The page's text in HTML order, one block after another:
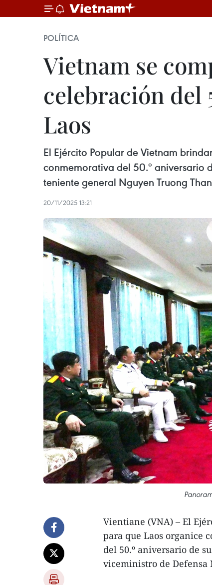
POLÍTICA
Vietnam se
celebración del
Laos
El Ejército Popular de Vietnam
conmemorativa del 50.º aniversario
teniente general Nguyen Truong
20/11/2025 13:21
Vientiane (VNA) – El
para que Laos organice
del 50.º aniversario de
viceministro de Defensa